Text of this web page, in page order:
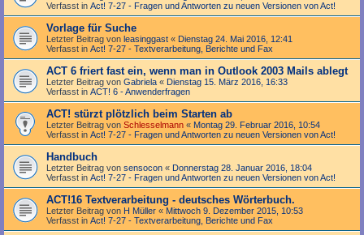
Verfasst in Act! 7-27 - Fragen und Antworten zu neuen Versionen von Act!
Vorlage für Suche
Letzter Beitrag von leasinggast « Dienstag 24. Mai 2016, 12:41
Verfasst in Act! 7-27 - Text­­ver­arbei­tung, Berichte und Fax
ACT 6 friert fast ein, wenn man in Outlook 2003 Mails ablegt
Letzter Beitrag von Gabriela « Dienstag 15. März 2016, 16:33
Verfasst in ACT! 6 - Anwender­fragen
ACT! stürzt plötzlich beim Starten ab
Letzter Beitrag von Schlesselmann « Montag 29. Februar 2016, 10:54
Verfasst in Act! 7-27 - Fragen und Antworten zu neuen Versionen von Act!
Handbuch
Letzter Beitrag von sensocon « Donnerstag 28. Januar 2016, 18:04
Verfasst in Act! 7-27 - Fragen und Antworten zu neuen Versionen von Act!
ACT!16 Textverarbeitung - deutsches Wörterbuch.
Letzter Beitrag von H Müller « Mittwoch 9. Dezember 2015, 10:53
Verfasst in Act! 7-27 - Text­­ver­arbei­tung, Berichte und Fax